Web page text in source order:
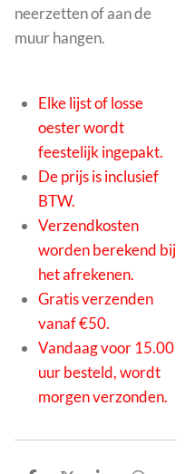
neerzetten of aan de
muur hangen.
Elke lijst of losse
oester wordt
feestelijk ingepakt.
De prijs is inclusief
BTW.
Verzendkosten
worden berekend bij
het afrekenen.
Gratis verzenden
vanaf €50.
Vandaag voor 15.00
uur besteld, wordt
morgen verzonden.